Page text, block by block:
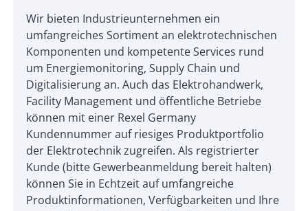
Wir bieten Industrieunternehmen ein
umfangreiches Sortiment an elektrotechnischen
Komponenten und kompetente Services rund
um Energiemonitoring, Supply Chain und
Digitalisierung an. Auch das Elektrohandwerk,
Facility Management und öffentliche Betriebe
können mit einer Rexel Germany
Kundennummer auf riesiges Produktportfolio
der Elektrotechnik zugreifen. Als registrierter
Kunde (bitte Gewerbeanmeldung bereit halten)
können Sie in Echtzeit auf umfangreiche
Produktinformationen, Verfügbarkeiten und Ihre